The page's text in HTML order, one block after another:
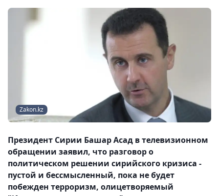
Zakon.kz
Президент Сирии Башар Асад в телевизионном
обращении заявил, что разговор о
политическом решении сирийского кризиса -
пустой и бессмысленный, пока не будет
побежден терроризм, олицетворяемый